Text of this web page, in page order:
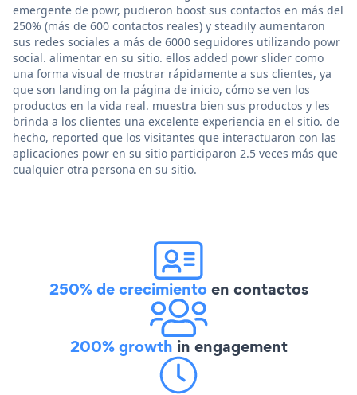
emergente de powr, pudieron boost sus contactos en más del
250% (más de 600 contactos reales) y steadily aumentaron
sus redes sociales a más de 6000 seguidores utilizando powr
social. alimentar en su sitio. ellos added powr slider como
una forma visual de mostrar rápidamente a sus clientes, ya
que son landing on la página de inicio, cómo se ven los
productos en la vida real. muestra bien sus productos y les
brinda a los clientes una excelente experiencia en el sitio. de
hecho, reported que los visitantes que interactuaron con las
aplicaciones powr en su sitio participaron 2.5 veces más que
cualquier otra persona en su sitio.
250% de crecimientoen contactos
200% growth in engagement